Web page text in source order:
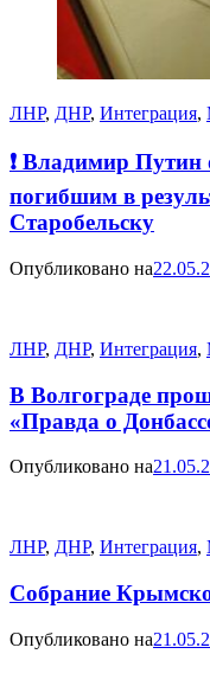
ЛНР, ДНР, Интеграция,
❗️ Владимир
погибшим в
Старобельску
Опубликовано на
ЛНР, ДНР, Интеграция,
В Волгограде
«Правда о
Опубликовано на
ЛНР, ДНР, Интеграция,
Собрание
Опубликовано на